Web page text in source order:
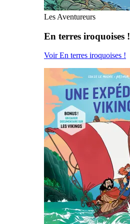
Les Aventureurs
En terres iroquoises !
Voir En terres iroquoises !